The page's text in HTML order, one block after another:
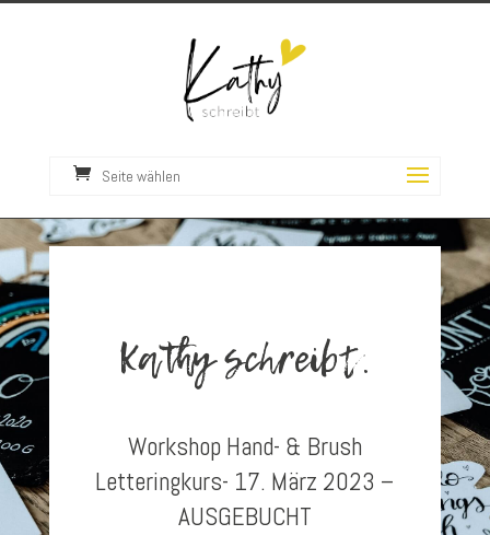
Seite wählen
Kathy schreibt.
Workshop Hand- & Brush
Letteringkurs- 17. März 2023 –
AUSGEBUCHT